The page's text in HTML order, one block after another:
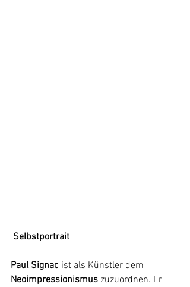
Selbstportrait
Paul Signac ist als Künstler dem
Neoimpressionismus zuzuordnen. Er